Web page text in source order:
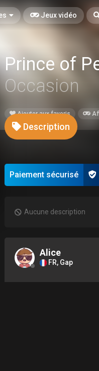
Jeux vidéo
Prince of
Occasion
Ajouter aux favoris
Description
Paiement sécurisé
Aucune description
Alice
FR, Gap